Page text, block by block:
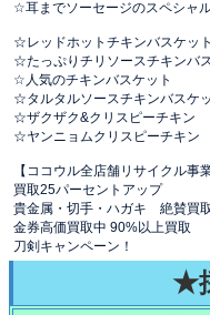
☆耳までソーセージのスペシャ
☆レッドホットチキンバスケット
☆たっぷりチリソースチキンバ
☆人気のチキンバスケット
☆タルタルソースチキンバスケ
☆ザクザク&クリスピーチキン
☆ヤンニョムクリスピーチキン
【ココウル全店舗リサイクル事業
買取25パーセントアップ
貴金属・切手・ハガキ 絶賛買
金券高価買取中 90%以上買取
刀剣キャンペーン！
★